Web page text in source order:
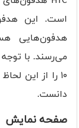
است. این
هدفون‌هایی
می‌رسند. با
۱۰ را از این
دانست.
صفحه نمایش